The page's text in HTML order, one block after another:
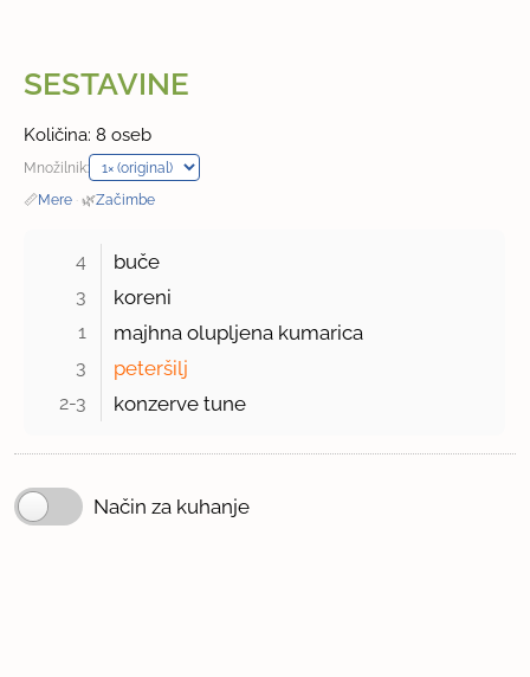
SESTAVINE
Količina: 8 oseb
Množilnik:
📏Mere · 🌿Začimbe
4 buče
3 koreni
1 majhna olupljena kumarica
3 peteršilj
2-3 konzerve tune
Način za kuhanje